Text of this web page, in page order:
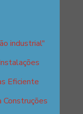
industrial"
Eficiente
Construções